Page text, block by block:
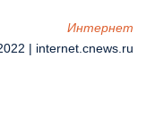
Интернет
| internet.cnews.ru